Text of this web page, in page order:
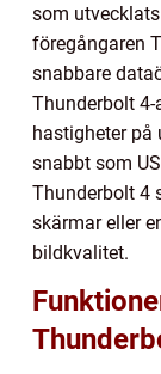
som
föregångaren
snabbare
Thunderbolt
hastigheter på
snabbt som
Thunderbolt 4
skärmar eller
bildkvalitet.